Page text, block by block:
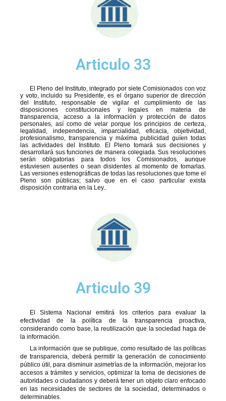
Articulo 33
El Pleno del Instituto, integrado por siete Comisionados con voz
y voto, incluido su Presidente, es el órgano superior de dirección
del Instituto, responsable de vigilar el cumplimiento de las
disposiciones constitucionales y legales en materia de
transparencia, acceso a la información y protección de datos
personales, así como de velar porque los principios de certeza,
legalidad, independencia, imparcialidad, eficacia, objetividad,
profesionalismo, transparencia y máxima publicidad guíen todas
las actividades del Instituto. El Pleno tomará sus decisiones y
desarrollará sus funciones de manera colegiada. Sus resoluciones
serán obligatorias para todos los Comisionados, aunque
estuviesen ausentes o sean disidentes al momento de tomarlas.
Las versiones estenográficas de todas las resoluciones que tome el
Pleno son públicas; salvo que en el caso particular exista
disposición contraria en la Ley..
Articulo 39
El Sistema Nacional emitirá los criterios para evaluar la
efectividad de la política de la transparencia proactiva,
considerando como base, la reutilización que la sociedad haga de
la información.
La información que se publique, como resultado de las políticas
de transparencia, deberá permitir la generación de conocimiento
público útil, para disminuir asimetrías de la información, mejorar los
accesos a trámites y servicios, optimizar la toma de decisiones de
autoridades o ciudadanos y deberá tener un objeto claro enfocado
en las necesidades de sectores de la sociedad, determinados o
determinables.